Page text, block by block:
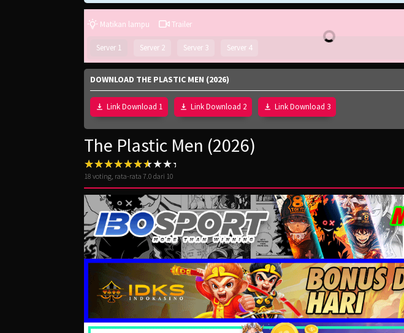
Matikan lampu Trailer
Server 1 Server 2 Server 3 Server 4
DOWNLOAD THE PLASTIC MEN (2026)
Link Download 1 Link Download 2 Link Download 3
The Plastic Men (2026)
18 voting, rata-rata 7.0 dari 10